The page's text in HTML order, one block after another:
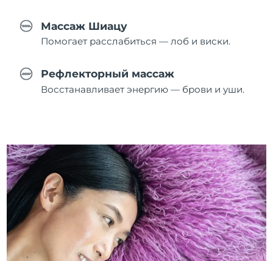
Массаж Шиацу
Помогает расслабиться — лоб и виски.
Рефлекторный массаж
Восстанавливает энергию — брови и уши.